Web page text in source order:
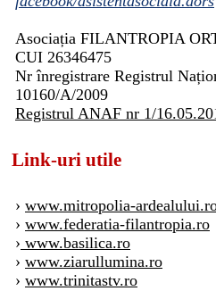
Asociația FILANTROPIA
CUI 26346475
Nr înregistrare Registrul
10160/A/2009
Registrul ANAF nr 1/
Link-uri utile
› www.mitropolia-
› www.federatia-filantropia.ro
› www.basilica.ro
› www.ziarullumina.ro
› www.trinitastv.ro